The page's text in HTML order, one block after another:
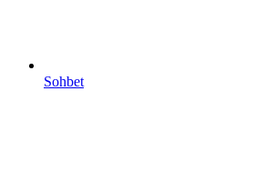
Sohbet